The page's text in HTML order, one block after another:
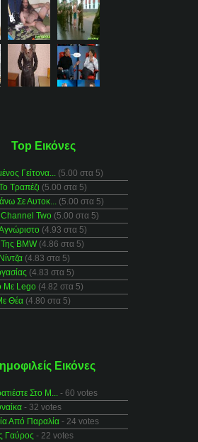
Top Εικόνες
Γείτονα... (5.00 στα 5)
Τραπέζι (5.00 στα 5)
Σε Αυτοκ... (5.00 στα 5)
Channel Two (5.00 στα 5)
(4.93 στα 5)
BMW(4.86 στα 5)
(4.83 στα 5)
(4.83 στα 5)
Με Lego (4.82 στα 5)
Θέα (4.80 στα 5)
Εικόνες
Στο Μ... - 60 votes
- 32 votes
Από Παραλία - 24 votes
Γαύρος - 22 votes